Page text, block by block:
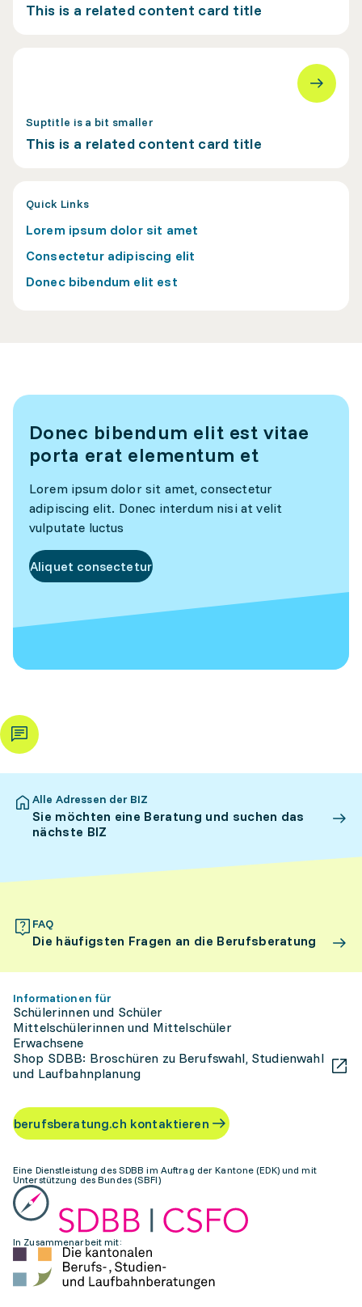
This is a related content card title
Suptitle is a bit smaller
This is a related content card title
Quick Links
Lorem ipsum dolor sit amet
Consectetur adipiscing elit
Donec bibendum elit est
Donec bibendum elit est vitae
porta erat elementum et
Lorem ipsum dolor sit amet, consectetur
adipiscing elit. Donec interdum nisi at velit
vulputate luctus
Aliquet consectetur
Alle Adressen der BIZ
Sie möchten eine Beratung und suchen das
nächste BIZ
FAQ
Die häufigsten Fragen an die Berufsberatung
Informationen für
Schülerinnen und Schüler
Mittelschülerinnen und Mittelschüler
Erwachsene
Shop SDBB: Broschüren zu Berufswahl, Studienwahl
und Laufbahnplanung
berufsberatung.ch kontaktieren
Eine Dienstleistung des SDBB im Auftrag der Kantone (EDK) und mit
Unterstützung des Bundes (SBFI)
In Zusammenarbeit mit: